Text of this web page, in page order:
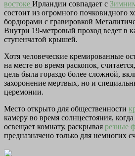
востоке Ирландии совпадает с
состоит из огромного почковидного
бордюрами с гравировкой
Внутри 19-метровый проход ведет в
ступенчатой крышей.
Хотя человеческие кремированные
на месте во время раскопок,
цель была гораздо более сложной,
захоронение мертвых, но и
церемонии.
Место открыто для общественности
камеру во время солнцестояния,
освещает комнату, раскрывая резные
предназначено только для немногих